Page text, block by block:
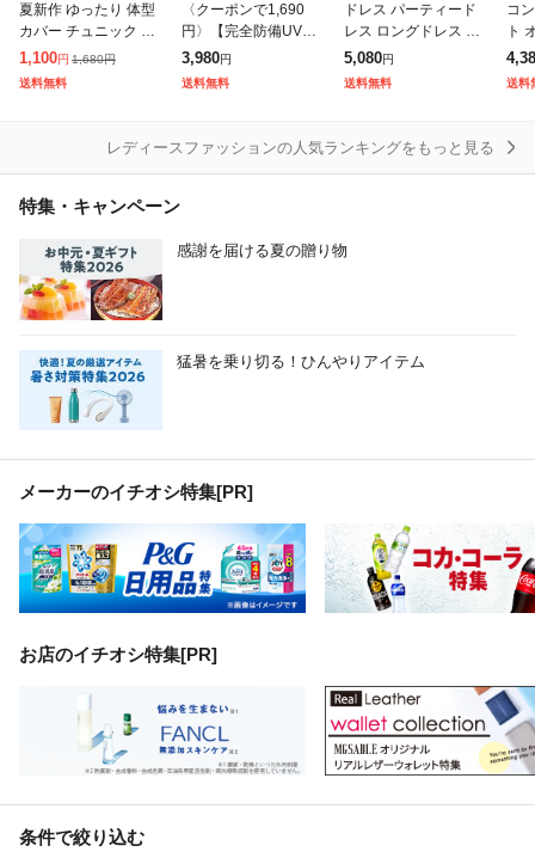
夏新作 ゆったり 体型
カバー チュニック ノ
ースリーブ トップス
フレア ロング丈 カッ
1,100円 1,680円
送料無料
〈クーポンで1,690
円〉【完全防備UVカ
ットパーカー|取り外
し可能つばタイプ】U
3,980円
送料無料
ドレス パーティード
レス ロングドレス ワ
ンピース 演奏会 発表
会 結婚式 お呼ばれ 謝
5,080円
送料無料
コ
ト
ー
ス
送料
レディースファッションの人気ランキングをもっと見る
特集・キャンペーン
感謝を届ける夏の贈り物
猛暑を乗り切る！ひんやりアイテム
メーカーのイチオシ特集[PR]
お店のイチオシ特集[PR]
条件で絞り込む